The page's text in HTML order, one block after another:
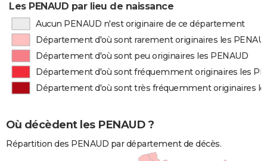
Les PENAUD par lieu de naissance
Aucun PENAUD n'est originaire de ce département
Département d'où sont rarement originaires les
Département d'où sont peu originaires les PENAUD
Département d'où sont fréquemment originaires les
Département d'où sont très fréquemment originaires
Où décèdent les PENAUD ?
Répartition des PENAUD par département de décès.